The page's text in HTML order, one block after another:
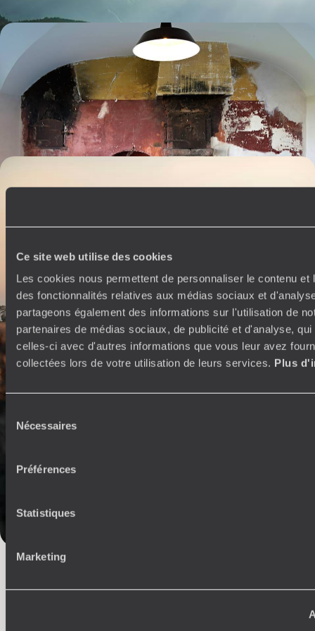
Ce site web utilise des cookies
Les cookies nous permettent de personnaliser le contenu et
des fonctionnalités relatives aux médias sociaux et
partageons également des informations sur l'utilisation de
partenaires de médias sociaux, de publicité et d'analyse,
celles-ci avec d'autres informations que vous leur avez
collectées lors de votre utilisation de leurs services. Plus
Nécessaires
Préférences
Statistiques
Marketing
Des tavernes lisboètes aux caves de l’Alentejo - Le
Portugal à feu doux
Prendre le pouls de la scène culinaire lisboète puis se repaître, entre
vignes et oliviers, de ce que le Portugal fait de meilleur
8 jours, de 3300 à 4500 €
sud de l'Europe, la convivialité en partage
la bonne chère et l'océan Atlantique pour fil conducteur
13 jours, de 3800 à 4900 €
L’espritVoyageurs du